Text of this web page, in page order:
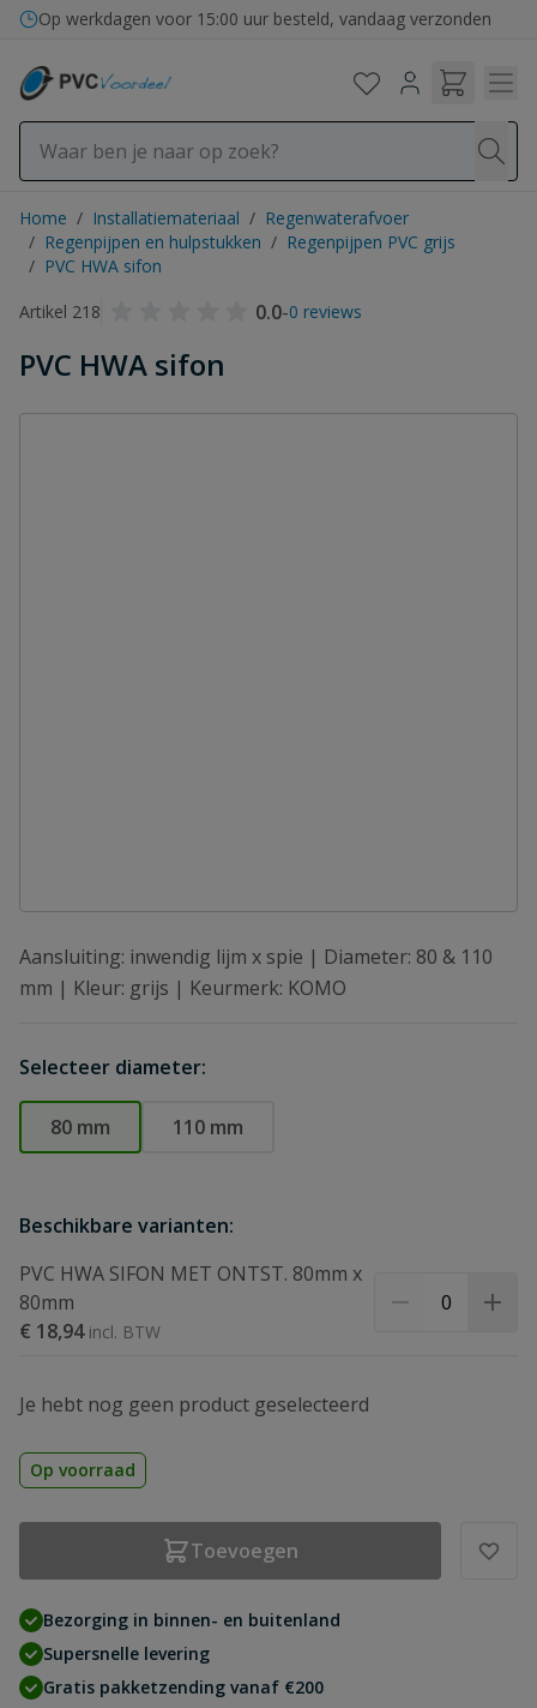
Ga naar de inhoud
Bezorging in binnen- en buitenland
Op werkdagen voor 15:00 uur besteld, vandaag verzonden
Home / Installatiemateriaal / Regenwaterafvoer
/ Regenpijpen en hulpstukken / Regenpijpen PVC grijs
/ PVC HWA sifon
Artikel 218
0.0-0 reviews
PVC HWA sifon
Aansluiting: inwendig lijm x spie | Diameter: 80 & 110
mm | Kleur: grijs | Keurmerk: KOMO
Selecteer diameter:
80 mm 110 mm
Beschikbare varianten:
PVC HWA SIFON MET ONTST. 80mm x
80mm
€ 18,94
Je hebt nog geen product geselecteerd
Op voorraad
Toevoegen
Bezorging in binnen- en buitenland
Supersnelle levering
Gratis pakketzending vanaf €200